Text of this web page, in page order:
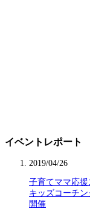
イベントレポート
2019/04/26
子育てママ応
キッズコーチ
開催